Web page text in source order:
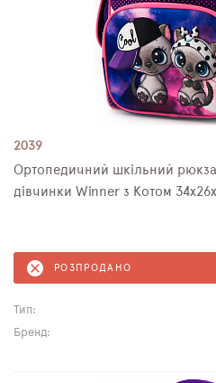
2039
Ортопедичний шкільний
дівчинки Winner з
РОЗПРОДАНО
Тип:
Бренд: